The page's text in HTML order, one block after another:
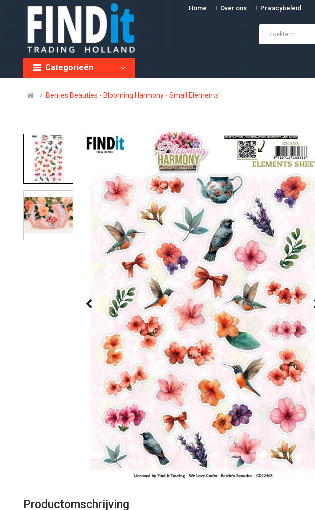
Home Over ons Privacybeleid
Categorieën
Berries Beauties - Blooming Harmony - Small Elements
Productomschrijving